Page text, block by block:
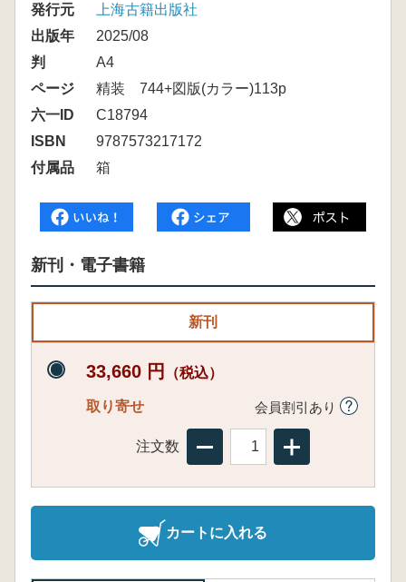
発行元
上海古籍出版社
出版年
2025/08
判
A4
ページ
精装 744+図版(カラー)113p
六一ID
C18794
ISBN
9787573217172
付属品
箱
新刊・電子書籍
新刊
33,660 円 （税込）
取り寄せ 会員割引あり
注文数
カートに入れる